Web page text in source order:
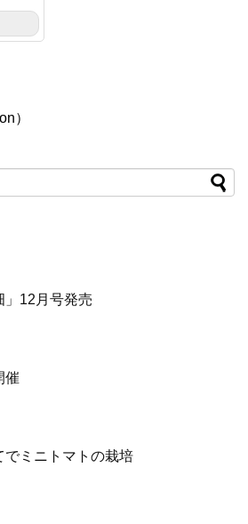
）
」12月号発売
催
でミニトマトの栽培